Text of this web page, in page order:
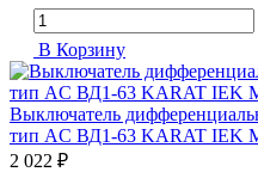
В Корзину
Выключатель
тип AC ВД1-63 KARAT IEK
2 022 ₽